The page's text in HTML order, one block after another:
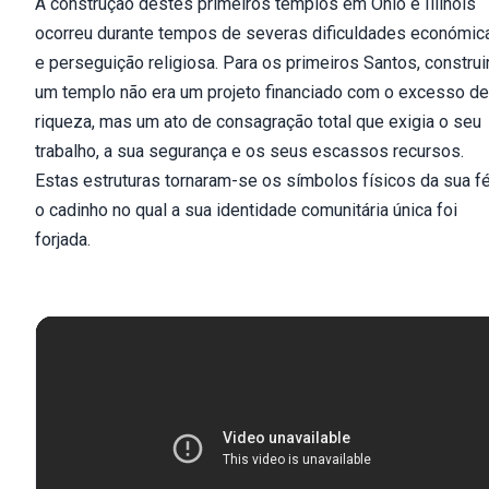
ocorreu durante tempos de severas dificuldades
e perseguição religiosa. Para os primeiros Santos,
um templo não era um projeto financiado com o excesso de
riqueza, mas um ato de consagração total que exigia o seu
trabalho, a sua segurança e os seus escassos recursos.
Estas estruturas tornaram-se os símbolos físicos da sua
o cadinho no qual a sua identidade comunitária única foi
forjada.